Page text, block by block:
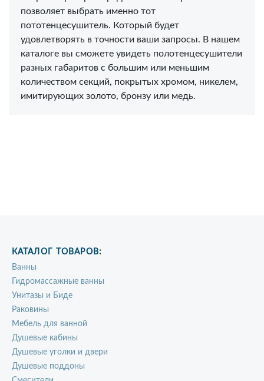
позволяет выбрать именно тот
пототенцесушитель. Который будет
удовлетворять в точности ваши запросы. В нашем
каталоге вы сможете увидеть полотенцесушители
разных габаритов с большим или меньшим
количеством секций, покрытых хромом, никелем,
имитирующих золото, бронзу или медь.
КАТАЛОГ ТОВАРОВ:
Ванны
Гидромассажные ванны
Унитазы и Биде
Раковины
Мебель для ванной
Душевые кабины
Душевые уголки и двери
Душевые поддоны